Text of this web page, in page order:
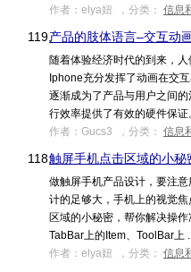
作者：elya妞 ，分类： 信息
119.产品的肢体语言–交互动
随着体验经济时代的到来，
Iphone充分发挥了动画在交
逐渐成为了产品与用户之间
行效率提供了有效的硬件保
作者：Gucs3 ，分类： 信息
118.触屏手机点击区域的小秘
做触屏手机产品设计，要注
计的足够大，手机上的视觉
区域的小秘密，帮你解决操
TabBar上的Item、ToolBar上
作者：elya妞 ，分类： 信息